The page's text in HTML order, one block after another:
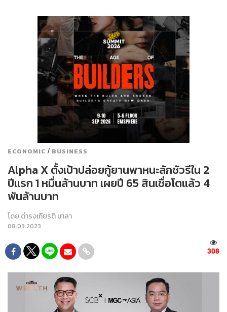
ECONOMIC / BUSINESS
Alpha X ตั้งเป้าปล่อยกู้ยานพาหนะลักชัวรีใน 2
ปีแรก 1 หมื่นล้านบาท เผยปี 65 สินเชื่อโตแล้ว 4
พันล้านบาท
โดย ดำรงเกียรติ มาลา
08.03.2023
308